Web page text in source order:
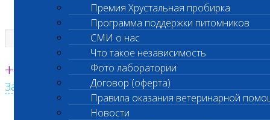
Единая круглосуточная справочная
+7 495 260 0 260
Заказать звонок с сайта
Премия Хрустальная пробирка
Программа поддержки питомников
СМИ о нас
Что такое независимость
Фото лаборатории
Договор (оферта)
Правила оказания ветеринарной
Новости
Главная страница